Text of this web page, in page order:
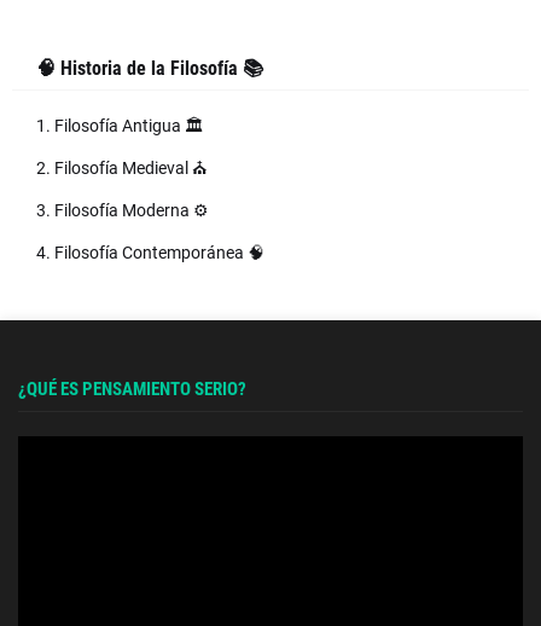
🧠 Historia de la Filosofía 📚
1. Filosofía Antigua 🏛️
2. Filosofía Medieval ⛪
3. Filosofía Moderna ⚙️
4. Filosofía Contemporánea 🧠
¿QUÉ ES PENSAMIENTO SERIO?